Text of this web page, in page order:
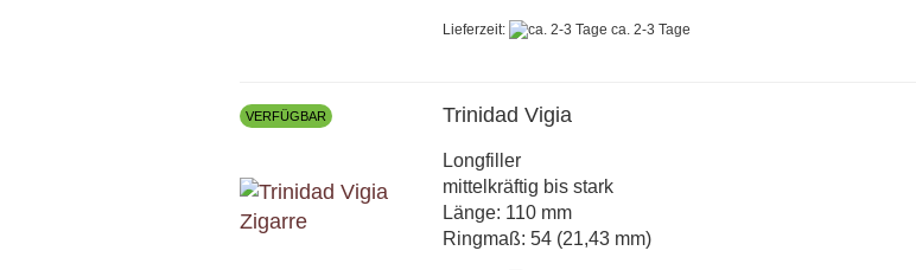
Lieferzeit: ca. 2-3 Tage
VERFÜGBAR Trinidad Vigia
Longfiller
mittelkräftig bis stark
Länge: 110 mm
Ringmaß: 54 (21,43 mm)